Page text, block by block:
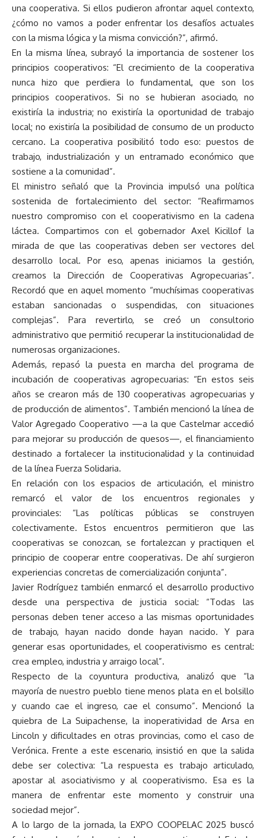
una cooperativa. Si ellos pudieron afrontar aquel contexto,
¿cómo no vamos a poder enfrentar los desafíos actuales
con la misma lógica y la misma convicción?”, afirmó.
En la misma línea, subrayó la importancia de sostener los
principios cooperativos: “El crecimiento de la cooperativa
nunca hizo que perdiera lo fundamental, que son los
principios cooperativos. Si no se hubieran asociado, no
existiría la industria; no existiría la oportunidad de trabajo
local; no existiría la posibilidad de consumo de un producto
cercano. La cooperativa posibilitó todo eso: puestos de
trabajo, industrialización y un entramado económico que
sostiene a la comunidad”.
El ministro señaló que la Provincia impulsó una política
sostenida de fortalecimiento del sector: “Reafirmamos
nuestro compromiso con el cooperativismo en la cadena
láctea. Compartimos con el gobernador Axel Kicillof la
mirada de que las cooperativas deben ser vectores del
desarrollo local. Por eso, apenas iniciamos la gestión,
creamos la Dirección de Cooperativas Agropecuarias”.
Recordó que en aquel momento “muchísimas cooperativas
estaban sancionadas o suspendidas, con situaciones
complejas”. Para revertirlo, se creó un consultorio
administrativo que permitió recuperar la institucionalidad de
numerosas organizaciones.
Además, repasó la puesta en marcha del programa de
incubación de cooperativas agropecuarias: “En estos seis
años se crearon más de 130 cooperativas agropecuarias y
de producción de alimentos”. También mencionó la línea de
Valor Agregado Cooperativo —a la que Castelmar accedió
para mejorar su producción de quesos—, el financiamiento
destinado a fortalecer la institucionalidad y la continuidad
de la línea Fuerza Solidaria.
En relación con los espacios de articulación, el ministro
remarcó el valor de los encuentros regionales y
provinciales: “Las políticas públicas se construyen
colectivamente. Estos encuentros permitieron que las
cooperativas se conozcan, se fortalezcan y practiquen el
principio de cooperar entre cooperativas. De ahí surgieron
experiencias concretas de comercialización conjunta”.
Javier Rodríguez también enmarcó el desarrollo productivo
desde una perspectiva de justicia social: “Todas las
personas deben tener acceso a las mismas oportunidades
de trabajo, hayan nacido donde hayan nacido. Y para
generar esas oportunidades, el cooperativismo es central:
crea empleo, industria y arraigo local”.
Respecto de la coyuntura productiva, analizó que “la
mayoría de nuestro pueblo tiene menos plata en el bolsillo
y cuando cae el ingreso, cae el consumo”. Mencionó la
quiebra de La Suipachense, la inoperatividad de Arsa en
Lincoln y dificultades en otras provincias, como el caso de
Verónica. Frente a este escenario, insistió en que la salida
debe ser colectiva: “La respuesta es trabajo articulado,
apostar al asociativismo y al cooperativismo. Esa es la
manera de enfrentar este momento y construir una
sociedad mejor”.
A lo largo de la jornada, la EXPO COOPELAC 2025 buscó